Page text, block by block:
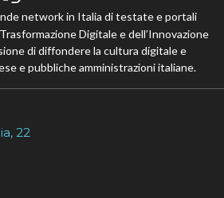
network in Italia di testate e portali
Digitale e dell’Innovazione
di diffondere la cultura digitale e
e pubbliche amministrazioni italiane.
22